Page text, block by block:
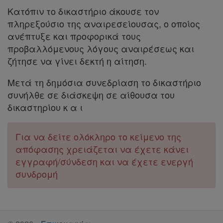
Απόκτηση
Συνδρομής
Ατομική
συνδρομή
Ομαδικά
πακέτα
Παροχές
σε
Κατόπιν το δικαστήριο άκουσε τον
πληρεξούσιο της αναιρεσείουσας, ο οποίος
ανέπτυξε και προφορικά τους
προβαλλόμενους λόγους αναιρέσεως και
ζήτησε να γίνει δεκτή η αίτηση.
Μετά τη δημόσια συνεδρίαση το δικαστήριο
συνήλθε σε διάσκεψη σε αίθουσα του
δικαστηρίου κ α ι
Για να δείτε ολόκληρο το κείμενο της
απόφασης χρειάζεται να έχετε κάνει
εγγραφή/σύνδεση και να έχετε ενεργή
συνδρομή